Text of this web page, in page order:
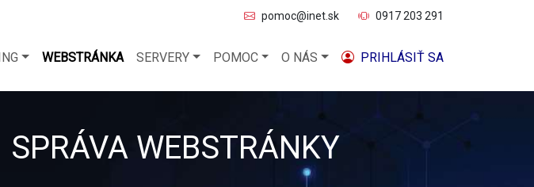
pomoc@inet.sk 0917 203 291
WEBSTRÁNKA SERVERY POMOC O NÁS PRIHLÁSIŤ SA
SPRÁVA WEBSTRÁNKY